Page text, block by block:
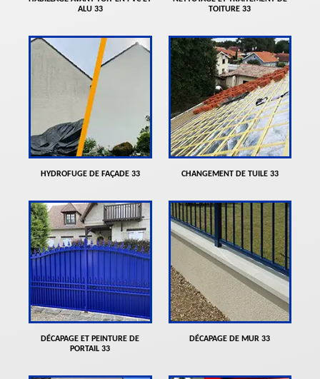
ALU 33
TOITURE 33
HYDROFUGE DE FAÇADE 33 CHANGEMENT DE TUILE 33
DÉCAPAGE ET PEINTURE DE
PORTAIL 33
DÉCAPAGE DE MUR 33